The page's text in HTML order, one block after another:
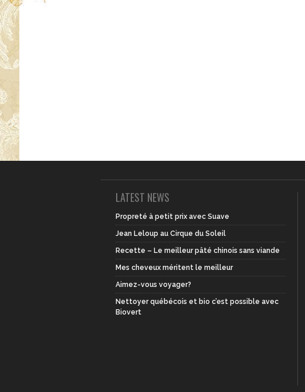
LATEST NEWS
Propreté à petit prix avec Suave
Jean Leloup au Cirque du Soleil
Recette – Le meilleur pâté chinois sans viande
Mes cheveux méritent le meilleur
Aimez-vous voyager?
Nettoyer québécois et bio c’est possible avec
Biovert